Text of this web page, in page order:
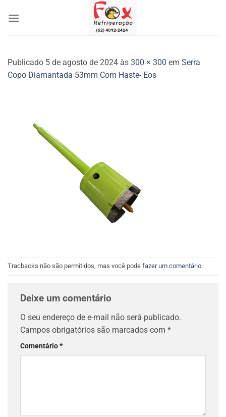
Publicado 5 de agosto de 2024 às 300 × 300 em Serra
Copo Diamantada 53mm Com Haste- Eos
Tracbacks não são permitidos, mas você pode fazer um comentário.
Deixe um comentário
O seu endereço de e-mail não será publicado.
Campos obrigatórios são marcados com *
Comentário*